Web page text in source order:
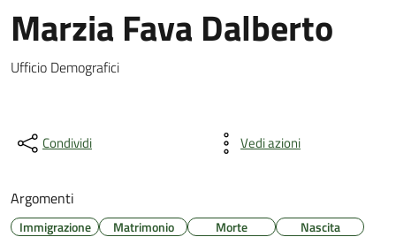
Marzia Fava Dalberto
Ufficio Demografici
Condividi Vedi azioni
Argomenti
Immigrazione Matrimonio Morte
Nascita